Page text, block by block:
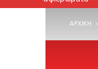
ΑΡΧΙΚΉ